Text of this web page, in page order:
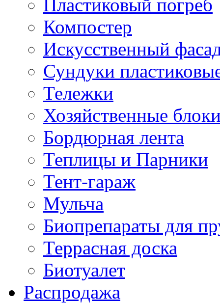
Пластиковый погреб
Компостер
Искусственный
Сундуки
Тележки
Хозяйственные
Бордюрная лента
Теплицы и Парники
Тент-гараж
Мульча
Биопрепараты для
Террасная доска
Биотуалет
Распродажа